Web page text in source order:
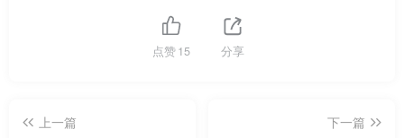
点赞15 分享
上一篇
下一篇